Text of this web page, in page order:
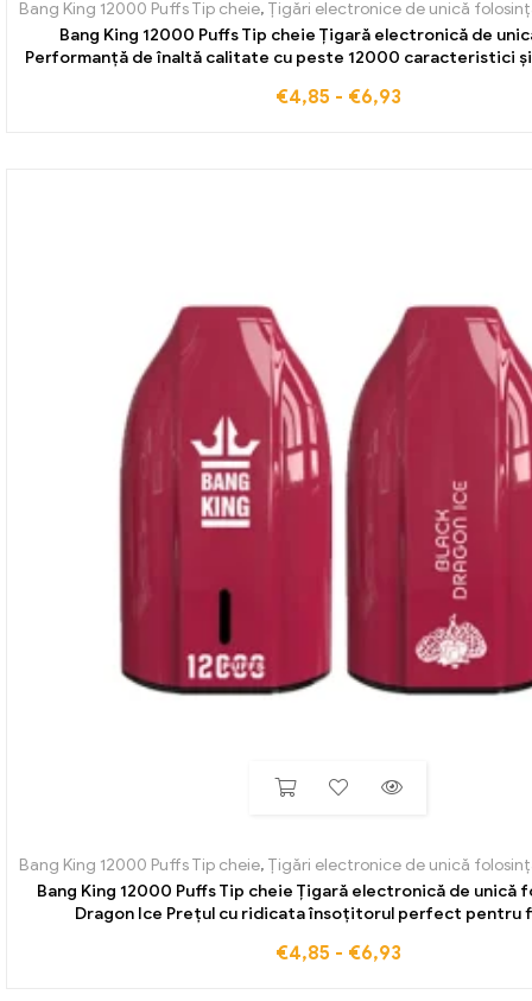
Bang King 12000 Puffs Tip cheie, Țigări electronice de unică
Bang King 12000 Puffs Tip cheie Țigară electronică de
Performanță de înaltă calitate cu peste 12000 caracteristici
€4,85 - €6,93
Bang King 12000 Puffs Tip cheie, Țigări electronice de unică
Bang King 12000 Puffs Tip cheie Țigară electronică de unică
Dragon Ice Prețul cu ridicata însoțitorul perfect pentru
€4,85 - €6,93